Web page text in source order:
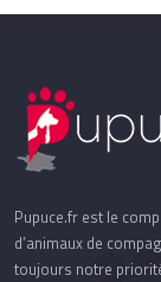
Pupuce.fr est le
d’animaux de
toujours notre